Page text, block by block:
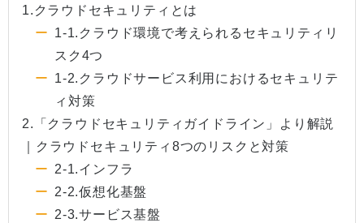
1.クラウドセキュリティとは
1-1.クラウド環境で考えられるセキュリティリ
スク4つ
1-2.クラウドサービス利用におけるセキュリテ
ィ対策
2.「クラウドセキュリティガイドライン」より解説
｜クラウドセキュリティ8つのリスクと対策
2-1.インフラ
2-2.仮想化基盤
2-3.サービス基盤